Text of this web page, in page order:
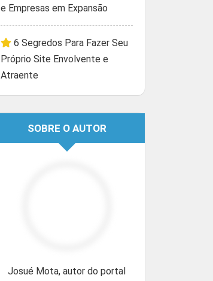
e Empresas em Expansão
6 Segredos Para Fazer Seu
Próprio Site Envolvente e
Atraente
SOBRE O AUTOR
Josué Mota, autor do portal